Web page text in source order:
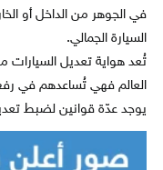
في الجوهر من الداخل أو
السيارة الجمالي.
تُعد هواية تعديل
العالم فهي تُساعدهم في رفع
يوجد عدّة قوانين لضبط